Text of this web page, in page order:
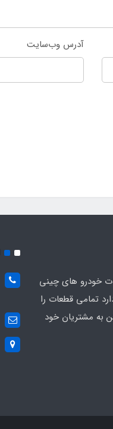
آدرس وب‌سایت
خودرو های چینی
تمامی قطعات را
به مشتریان خود